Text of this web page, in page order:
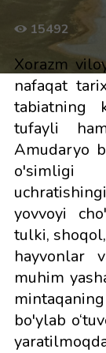
15492
Xorazm
nafaqat
tabiatning
tufayli
Amudaryo
o'simligi
yovvoyi
tulki,
hayvonlar
muhim
bo'ylab